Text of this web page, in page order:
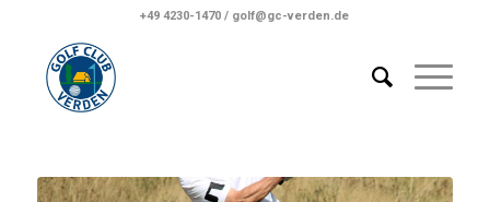
+49 4230-1470 / golf@gc-verden.de